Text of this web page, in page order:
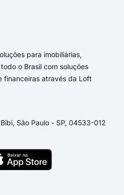
para imobiliárias,
o Brasil com soluções
financeiras através da Loft
São Paulo - SP, 04533-012